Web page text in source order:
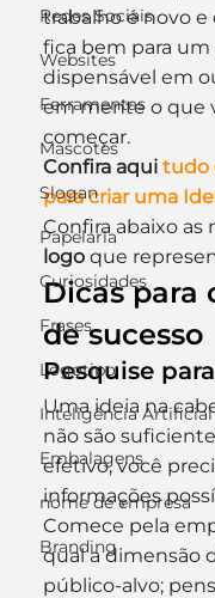
Redes Sociais
Websites
Ferramentas
Mascotes
Slogan
Papelaria
Curiosidades
Frases
Logotipo
Inteligência Artificial
Embalagens
nome de empresa
Branding
trabalho é novo
fica bem para
dispensável em
em mente o que
começar.
Confira aqui tudo
para criar uma
Confira abaixo as
logo que
Dicas para
de sucesso
Pesquise
Uma ideia na
não são
efetivo, você
informações
Comece pela
qual a dimensão
público-alvo;